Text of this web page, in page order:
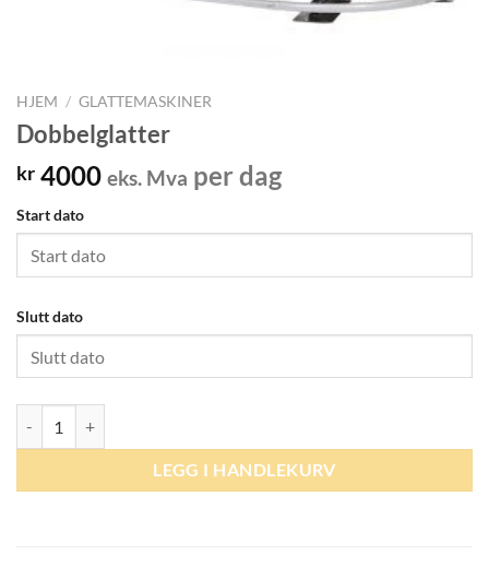
HJEM / GLATTEMASKINER
Dobbelglatter
kr 4000 eks. Mva per dag
Start dato
Slutt dato
LEGG I HANDLEKURV